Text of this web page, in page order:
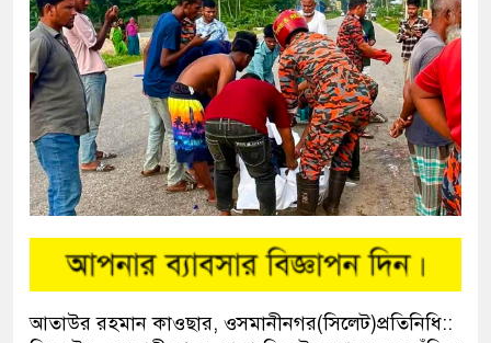
আতাউর রহমান কাওছার, ওসমানীনগর(সিলেট)প্রতিনিধি::